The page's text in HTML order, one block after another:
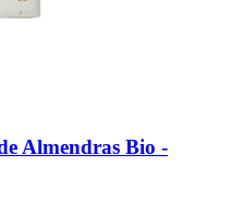
Almendras Bio -​